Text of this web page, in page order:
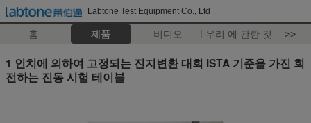
Labtone Test Equipment Co., Ltd
홈 제품 비디오 우리 에 관한 것 >>
1 인치에 의하여 고정되는 진지변환 대회 ISTA 기준을 가진 회
전하는 진동 시험 테이블